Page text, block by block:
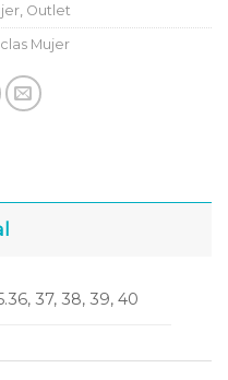
Outlet
Mujer
37, 38, 39, 40